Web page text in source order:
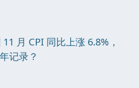
月 CPI 同比上涨 6.8%，
记录？